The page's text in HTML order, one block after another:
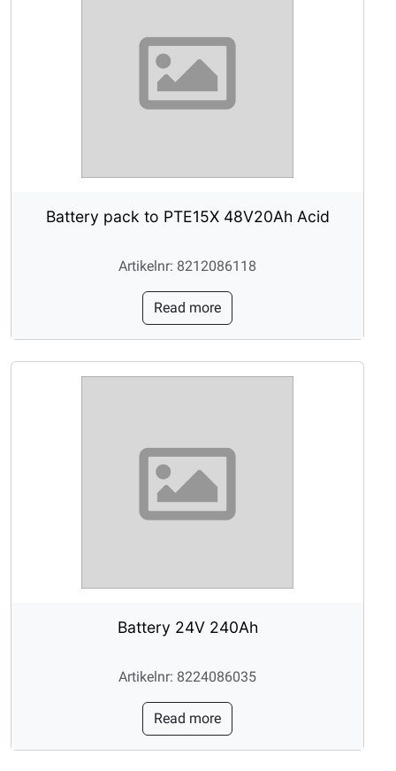
Battery pack to PTE15X 48V20Ah Acid
Artikelnr: 8212086118
Read more
Battery 24V 240Ah
Artikelnr: 8224086035
Read more